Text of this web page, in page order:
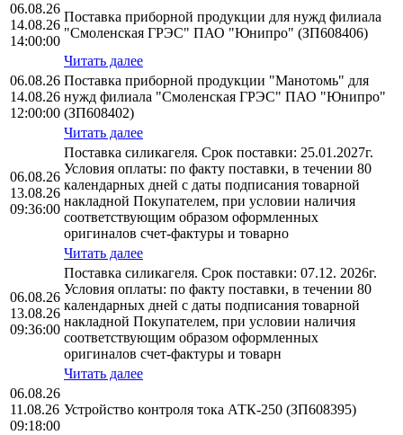
06.08.26
14.08.26
14:00:00
Поставка приборной продукции для нужд филиала
"Смоленская ГРЭС" ПАО "Юнипро" (ЗП608406)
Читать далее
06.08.26
14.08.26
12:00:00
Поставка приборной продукции "Манотомь" для
нужд филиала "Смоленская ГРЭС" ПАО "Юнипро"
(ЗП608402)
Читать далее
06.08.26
13.08.26
09:36:00
Поставка силикагеля. Срок поставки: 25.01.2027г.
Условия оплаты: по факту поставки, в течении 80
календарных дней с даты подписания товарной
накладной Покупателем, при условии наличия
соответствующим образом оформленных
оригиналов счет-фактуры и товарно
Читать далее
06.08.26
13.08.26
09:36:00
Поставка силикагеля. Срок поставки: 07.12. 2026г.
Условия оплаты: по факту поставки, в течении 80
календарных дней с даты подписания товарной
накладной Покупателем, при условии наличия
соответствующим образом оформленных
оригиналов счет-фактуры и товарн
Читать далее
06.08.26
11.08.26
09:18:00
Устройство контроля тока АТК-250 (ЗП608395)